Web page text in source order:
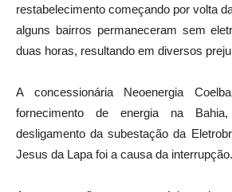
restabelecimento começando por volta
alguns bairros permaneceram sem
duas horas, resultando em diversos
A concessionária Neoenergia
fornecimento de energia na
desligamento da subestação da
Jesus da Lapa foi a causa da interrupção.